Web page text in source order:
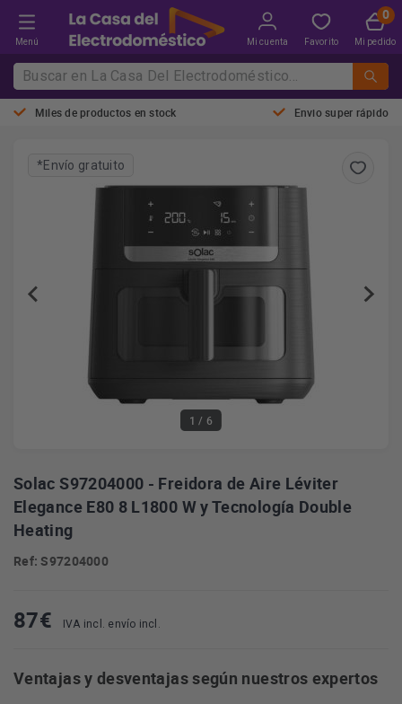
Menú Mi cuenta Favorito Mi pedido
Miles de productos en stock Envio super rápido
1 / 6
*Envío gratuito
Solac S97204000 - Freidora de Aire Léviter
Elegance E80 8 L1800 W y Tecnología Double
Heating
Ref: S97204000
87€ IVA incl. envío incl.
Ventajas y desventajas según nuestros expertos